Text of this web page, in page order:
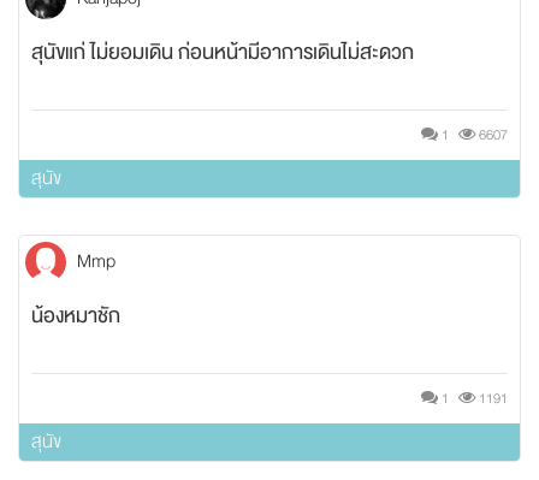
สุนัขแก่ ไม่ยอมเดิน ก่อนหน้ามีอาการเดินไม่สะดวก
1 6607
สุนัข
Mmp
น้องหมาชัก
1 1191
สุนัข